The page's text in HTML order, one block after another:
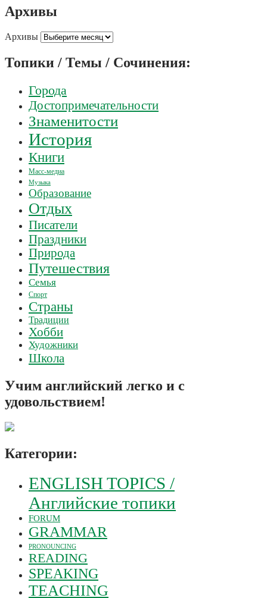
Архивы
Архивы
Топики / Темы / Сочинения:
Города
Достопримечательности
Знаменитости
История
Книги
Масс-медиа
Музыка
Образование
Отдых
Писатели
Праздники
Природа
Путешествия
Семья
Спорт
Страны
Традиции
Хобби
Художники
Школа
Учим английский легко и с
удовольствием!
Категории:
ENGLISH TOPICS /
Английские топики
FORUM
GRAMMAR
PRONOUNCING
READING
SPEAKING
TEACHING